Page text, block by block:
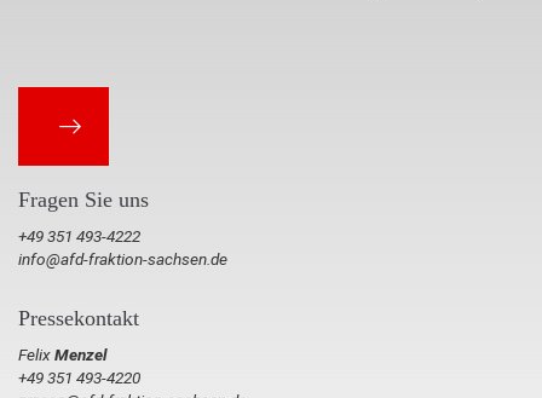
Fragen Sie uns
+49 351 493-4222
info@afd-fraktion-sachsen.de
Pressekontakt
FelixMenzel
+49 351 493-4220